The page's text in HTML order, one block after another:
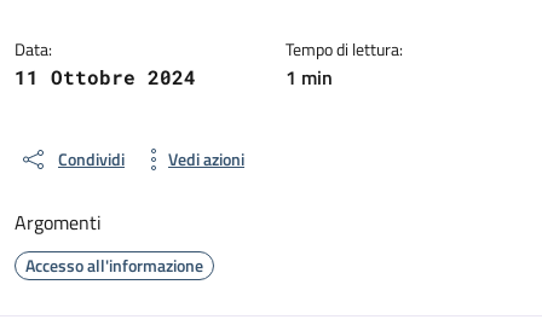
Data:
11 Ottobre 2024
Tempo di lettura:
1 min
Condividi Vedi azioni
Argomenti
Accesso all'informazione